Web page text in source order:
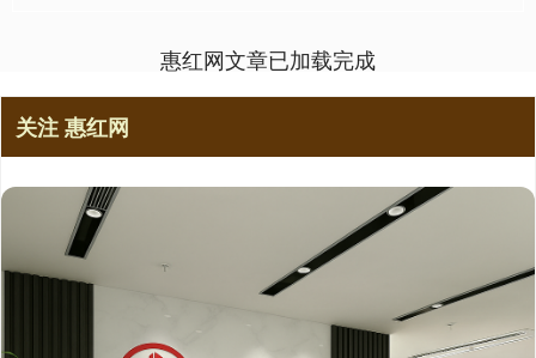
惠红网文章已加载完成
关注 惠红网